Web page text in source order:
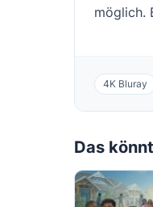
möglich.
4K Bluray
Das